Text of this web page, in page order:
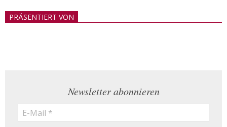
21
PRÄSENTIERT VON
Newsletter abonnieren